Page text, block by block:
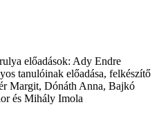
előadások: Ady Endre
tanulóinak előadása, felkészítő
Margit, Dónáth Anna, Bajkó
és Mihály Imola